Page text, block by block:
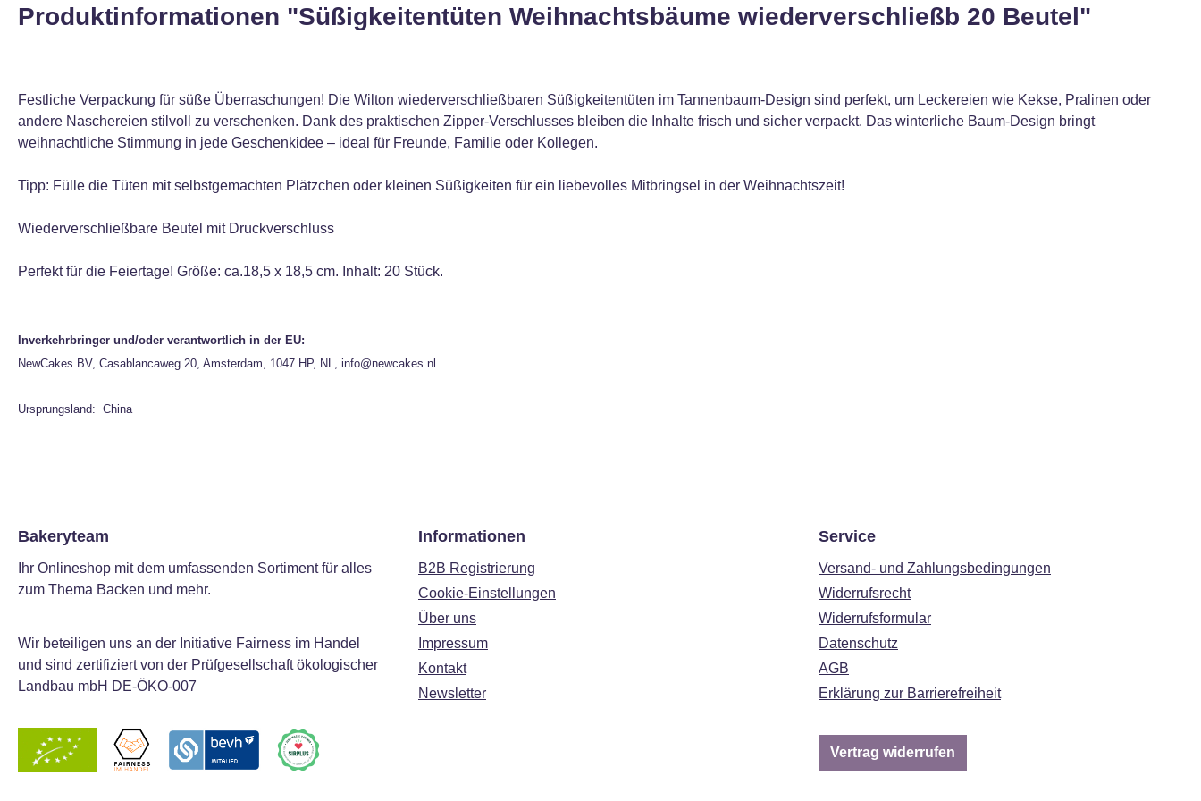
Produktinformationen "Süßigkeitentüten Weihnachtsbäume wiederverschließb 20 Beutel"
Festliche Verpackung für süße Überraschungen! Die Wilton wiederverschließbaren Süßigkeitentüten im Tannenbaum-Design sind perfekt, um Leckereien wie Kekse, Pralinen oder
andere Naschereien stilvoll zu verschenken. Dank des praktischen Zipper-Verschlusses bleiben die Inhalte frisch und sicher verpackt. Das winterliche Baum-Design bringt
weihnachtliche Stimmung in jede Geschenkidee – ideal für Freunde, Familie oder Kollegen.
Tipp: Fülle die Tüten mit selbstgemachten Plätzchen oder kleinen Süßigkeiten für ein liebevolles Mitbringsel in der Weihnachtszeit!
Wiederverschließbare Beutel mit Druckverschluss
Perfekt für die Feiertage! Größe: ca.18,5 x 18,5 cm. Inhalt: 20 Stück.
Inverkehrbringer und/oder verantwortlich in der EU:
NewCakes BV, Casablancaweg 20, Amsterdam, 1047 HP, NL, info@newcakes.nl
Ursprungsland: China
Bakeryteam
Ihr Onlineshop mit dem umfassenden Sortiment für alles
zum Thema Backen und mehr.
Wir beteiligen uns an der Initiative Fairness im Handel
und sind zertifiziert von der Prüfgesellschaft ökologischer
Landbau mbH DE-ÖKO-007
Informationen
B2B Registrierung
Cookie-Einstellungen
Über uns
Impressum
Kontakt
Newsletter
Service
Versand- und Zahlungsbedingungen
Widerrufsrecht
Widerrufsformular
Datenschutz
AGB
Erklärung zur Barrierefreiheit
Vertrag widerrufen